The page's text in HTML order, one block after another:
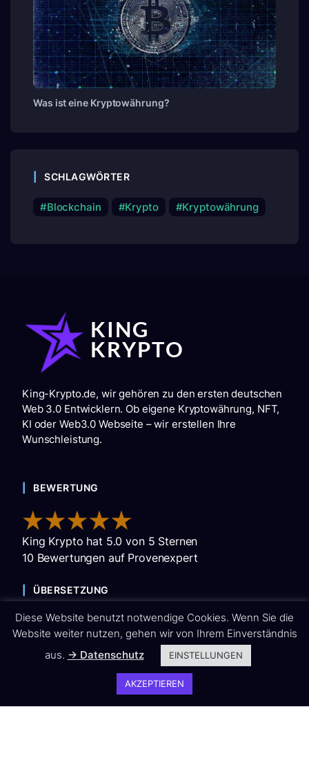
Was ist eine Kryptowährung?
SCHLAGWÖRTER
Blockchain Krypto Kryptowährung
King-Krypto.de, wir gehören zu den ersten deutschen
Web 3.0 Entwicklern. Ob eigene Kryptowährung, NFT,
KI oder Web3.0 Webseite – wir erstellen Ihre
Wunschleistung.
BEWERTUNG
King Krypto hat 5.0 von 5 Sternen
10 Bewertungen auf Provenexpert
ÜBERSETZUNG
EN FR DE IT PL
RU
UK
Diese Website benutzt notwendige Cookies. Wenn Sie die
Website weiter nutzen, gehen wir von Ihrem Einverständnis
aus. → Datenschutz EINSTELLUNGEN
AKZEPTIEREN